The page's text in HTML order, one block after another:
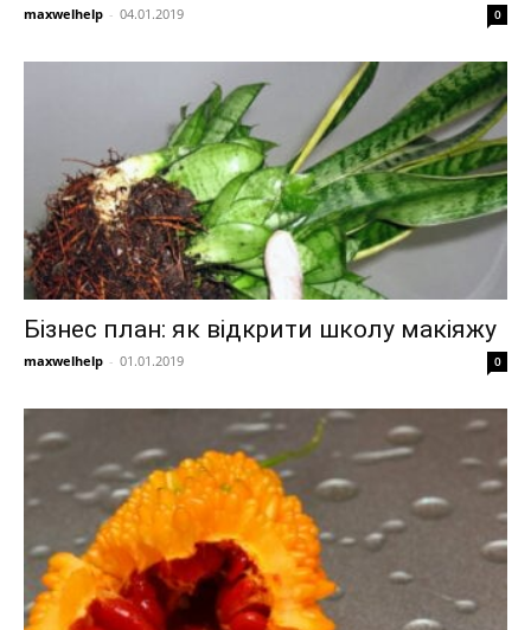
maxwelhelp - 04.01.2019 0
Бізнес план: як відкрити школу макіяжу
maxwelhelp - 01.01.2019 0